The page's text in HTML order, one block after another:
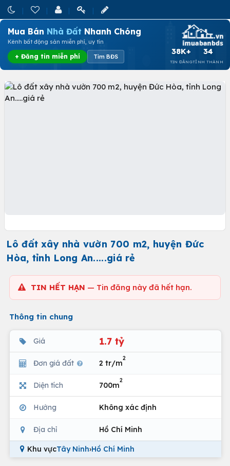
Mua Bán Nhà Đất Nhanh Chóng
Kênh bất động sản miễn phí, uy tín
+ Đăng tin miễn phí Tìm BĐS
38K+
TIN ĐĂNG
34
TỈNH THÀNH
Lô đất xây nhà vườn 700 m2, huyện Đức
Hòa, tỉnh Long An.....giá rẻ
TIN HẾT HẠN — Tin đăng này đã hết hạn.
Thông tin chung
Giá 1.7 tỷ
Đơn giá đất 2 tr/m
2
Diện tích 700m
2
Hướng Không xác định
Địa chỉ Hồ Chí Minh
Khu vựcTây Ninh›Hồ Chí Minh